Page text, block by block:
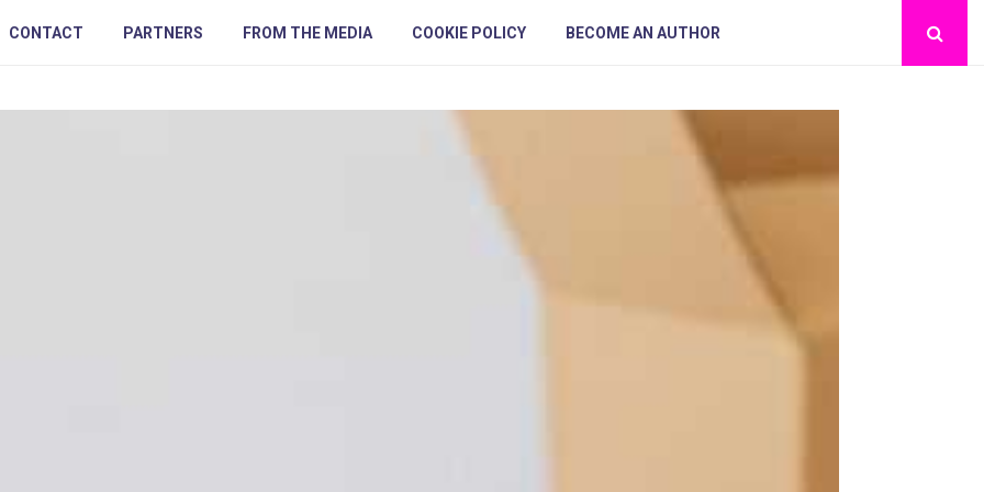
CONTACT PARTNERS FROM THE MEDIA COOKIE POLICY BECOME AN AUTHOR